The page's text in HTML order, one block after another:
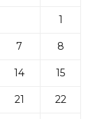
1
7 8
14 15
21 22